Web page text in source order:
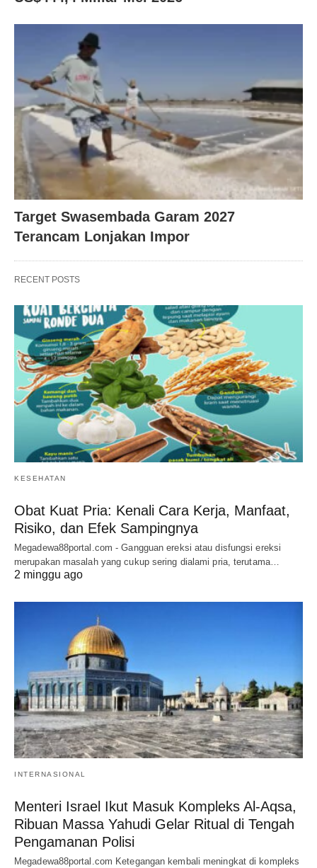
Target Swasembada Garam 2027
Terancam Lonjakan Impor
RECENT POSTS
KESEHATAN
Obat Kuat Pria: Kenali Cara Kerja, Manfaat,
Risiko, dan Efek Sampingnya
Megadewa88portal.com - Gangguan ereksi atau disfungsi ereksi
merupakan masalah yang cukup sering dialami pria, terutama…
2 minggu ago
INTERNASIONAL
Menteri Israel Ikut Masuk Kompleks Al-Aqsa,
Ribuan Massa Yahudi Gelar Ritual di Tengah
Pengamanan Polisi
Megadewa88portal.com Ketegangan kembali meningkat di kompleks